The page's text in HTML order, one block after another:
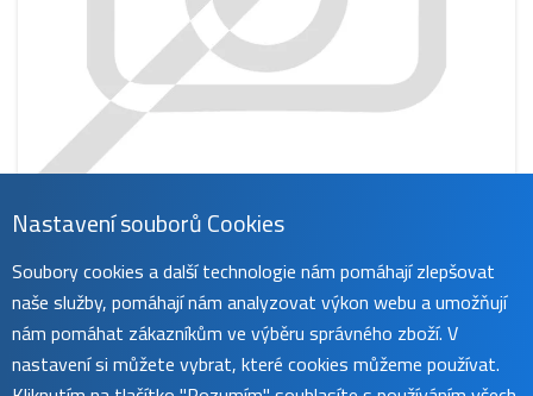
419 Kč
obvykle do 45 dnů koupit
Nastavení souborů Cookies
Soubory cookies a další technologie nám pomáhají zlepšovat
naše služby, pomáhají nám analyzovat výkon webu a umožňují
nám pomáhat zákazníkům ve výběru správného zboží. V
nastavení si můžete vybrat, které cookies můžeme používat.